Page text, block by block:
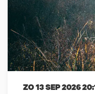
ZO 13 SEP 2026